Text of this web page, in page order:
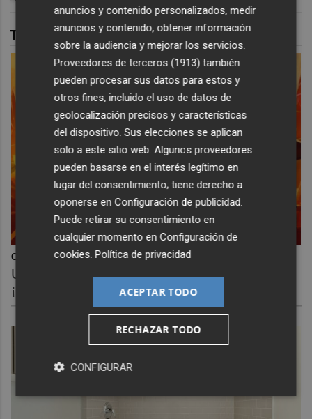
TAMBIÉN TE PUEDE INTERESAR
Corepunk MMORPG
Un verdadero MMORPG de la vieja escuela
¡Cómo los de antes, pero mejor!
anuncios y contenido personalizados, medir
anuncios y contenido, obtener información
sobre la audiencia y mejorar los servicios.
Proveedores de terceros (1913) también
pueden procesar sus datos para estos y
otros fines, incluido el uso de datos de
geolocalización precisos y características
del dispositivo. Sus elecciones se aplican
solo a este sitio web. Algunos proveedores
pueden basarse en el interés legítimo en
lugar del consentimiento; tiene derecho a
oponerse enConfiguración de publicidad
Puede retirar su consentimiento en
cualquier momento enConfiguración de
cookies .Política de privacidad
ACEPTAR TODO
RECHAZAR TODO
CONFIGURAR